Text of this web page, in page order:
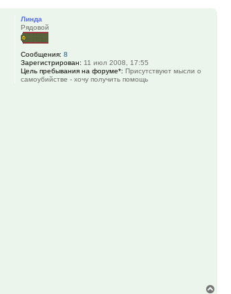
Линда
Рядовой
Сообщения: 8
Зарегистрирован: 11 июл 2008, 17:55
Цель пребывания на форуме*: Присутствуют мысли о
самоубийстве - хочу получить помощь